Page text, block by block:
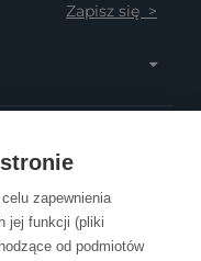
zapewnienia
jej funkcji (pliki
od podmiotów